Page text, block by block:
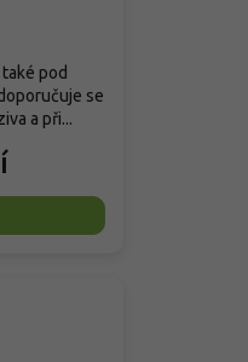
pod
se
a při...